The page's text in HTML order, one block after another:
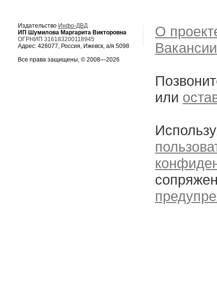
Издательство Инфо-ДВД
ИП Шумилова Маргарита Викторовна
ОГРНИП 316183200118945
Адрес: 426077, Россия, Ижевск, а/я 5098
Все права защищены, © 2008—2026
О
Вакансии
или